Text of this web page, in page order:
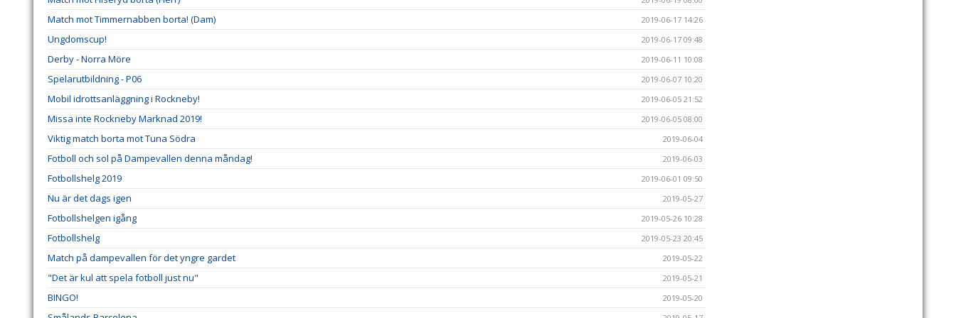
Match mot Timmernabben borta! (Dam) 2019-06-17 14:26
Ungdomscup! 2019-06-17 09:48
Derby - Norra Möre 2019-06-11 10:08
Spelarutbildning - P06 2019-06-07 10:20
Mobil idrottsanläggning i Rockneby! 2019-06-05 21:52
Missa inte Rockneby Marknad 2019! 2019-06-05 08:00
Viktig match borta mot Tuna Södra 2019-06-04
Fotboll och sol på Dampevallen denna måndag! 2019-06-03
Fotbollshelg 2019 2019-06-01 09:50
Nu är det dags igen 2019-05-27
Fotbollshelgen igång 2019-05-26 10:28
Fotbollshelg 2019-05-23 20:45
Match på dampevallen för det yngre gardet 2019-05-22
"Det är kul att spela fotboll just nu" 2019-05-21
BINGO! 2019-05-20